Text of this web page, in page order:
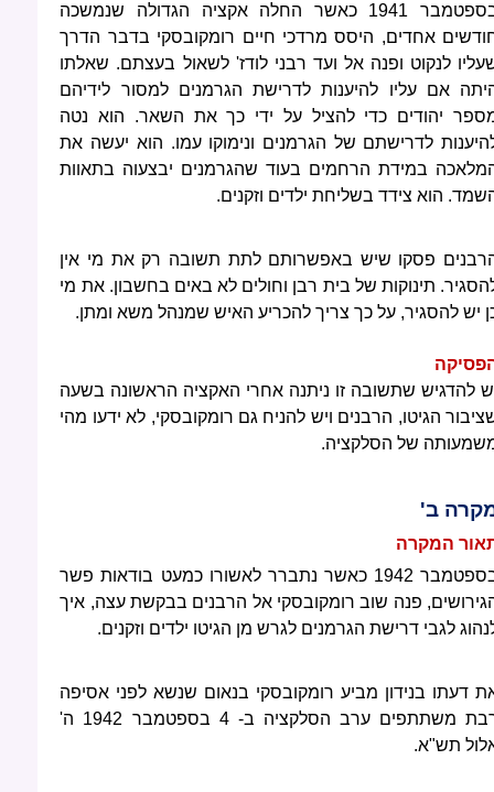
בספטמבר 1941 כאשר החלה אקציה הגדולה שנמשכה
אחדים, היסס מרדכי חיים רומקובסקי בדבר הדרך
לנקוט ופנה אל ועד רבני לודז' לשאול בעצתם. שאלתו
אם עליו להיענות לדרישת הגרמנים למסור לידיהם
יהודים כדי להציל על ידי כך את השאר. הוא נטה
לדרישתם של הגרמנים ונימוקו עמו. הוא יעשה את
במידת הרחמים בעוד שהגרמנים יבצעוה בתאוות
הוא צידד בשליחת ילדים וזקנים.
פסקו שיש באפשרותם לתת תשובה רק את מי אין
תינוקות של בית רבן וחולים לא באים בחשבון. את מי
יש להסגיר, על כך צריך להכריע האיש שמנהל משא ומתן.
להדגיש שתשובה זו ניתנה אחרי האקציה הראשונה בשעה
הגיטו, הרבנים ויש להניח גם רומקובסקי, לא ידעו מהי
של הסלקציה.
ב'
המקרה
בספטמבר 1942 כאשר נתברר לאשורו כמעט בודאות פשר
פנה שוב רומקובסקי אל הרבנים בבקשת עצה, איך
לגבי דרישת הגרמנים לגרש מן הגיטו ילדים וזקנים.
דעתו בנידון מביע רומקובסקי בנאום שנשא לפני אסיפה
רבת משתתפים ערב הסלקציה ב- 4 בספטמבר 1942 ה'
תש"א.